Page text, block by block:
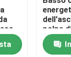
polpa